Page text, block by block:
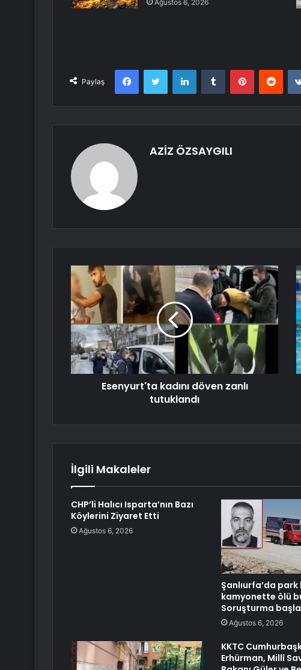
Ağustos 6, 2026
Paylaş
FacebookTwitter LinkedInTumblr Pinterest
AZİZ ÖZSAYGILI
Esenyurt'ta kadını döven zanlı
tutuklandı
İlgili Makaleler
CHP’li Halıcı Isparta’nın Bazı
Köylerini Ziyaret Etti
Ağustos 6, 2026
Şanlıurfa’da
kamyonette ölü
Soruşturma
Ağustos 6, 2026
KKTC
Erhürman, Millî